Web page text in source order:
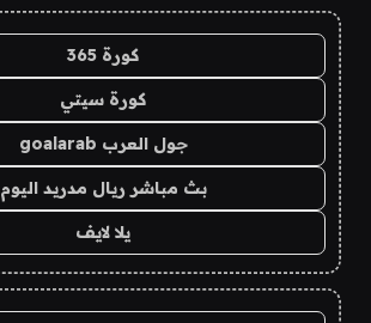
كورة 365
كورة سيتي
جول العرب goalarab
بث مباشر ريال مدريد اليوم
يلا لايف